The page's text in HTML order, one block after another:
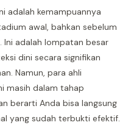
adalah kemampuannya
awal, bahkan sebelum
adalah lompatan besar
dini secara signifikan
Namun, para ahli
masih dalam tahap
berarti Anda bisa langsung
yang sudah terbukti efektif.